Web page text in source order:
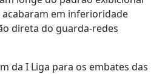
acabaram em inferioridade
direta do guarda-redes
da I Liga para os embates das